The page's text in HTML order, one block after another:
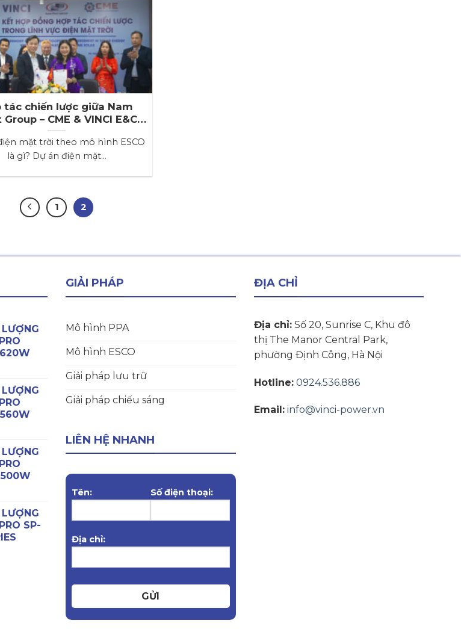
tác chiến lược giữa Nam
Group – CME & VINCI E&C
việc triển khai dự án điện
trời theo mô hình ESCO
mặt trời theo mô hình ESCO
là gì? Dự án điện mặt...
1 2
620W
560W
500W
SP-
GIẢI PHÁP
Mô hình PPA
Mô hình ESCO
Giải pháp lưu trữ
Giải pháp chiếu sáng
LIÊN HỆ NHANH
Tên: Số điện thoại:
Địa chỉ:
GỬI
ĐỊA CHỈ
Địa chỉ:Số 20, Sunrise C, Khu đô
thị The Manor Central Park,
phường Định Công, Hà Nội
Hotline: 0924.536.886
Email: info@vinci-power.vn